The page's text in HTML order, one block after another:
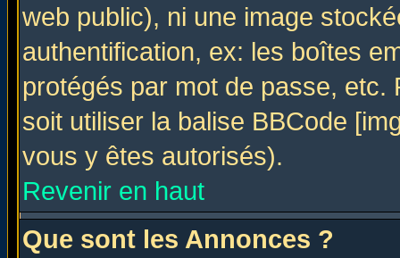
web public), ni une image
authentification, ex: les boîtes
protégés par mot de passe,
soit utiliser la balise BBCode
vous y êtes autorisés).
Revenir en haut
Que sont les Annonces ?